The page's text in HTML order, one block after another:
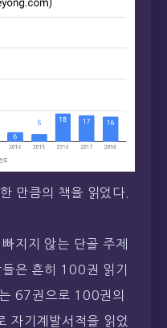
만큼의 책을 읽었다.
지지 않는 단골 주제
은 흔히 100권 읽기
67권으로 100권의
자기계발서적을 읽었